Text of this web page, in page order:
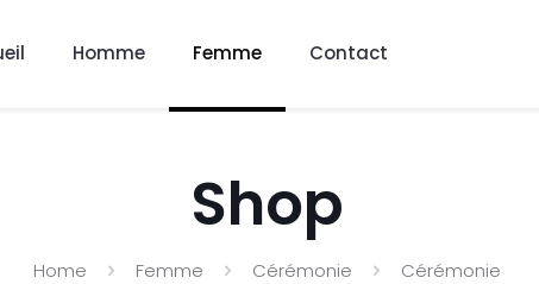
Homme Femme Contact
Shop
Home Femme Cérémonie Cérémonie